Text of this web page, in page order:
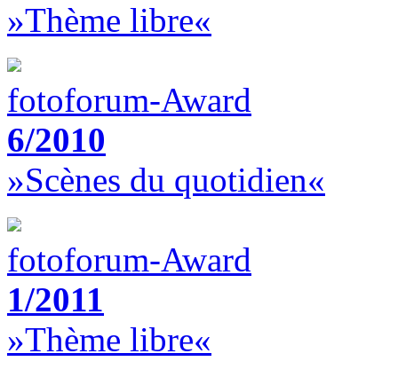
»Thème libre«
fotoforum-Award
6/2010
»Scènes du quotidien«
fotoforum-Award
1/2011
»Thème libre«